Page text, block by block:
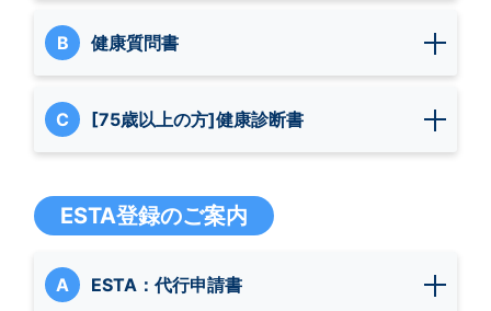
B 健康質問書
C [75歳以上の方]健康診断書
ESTA登録のご案内
A ESTA：代行申請書